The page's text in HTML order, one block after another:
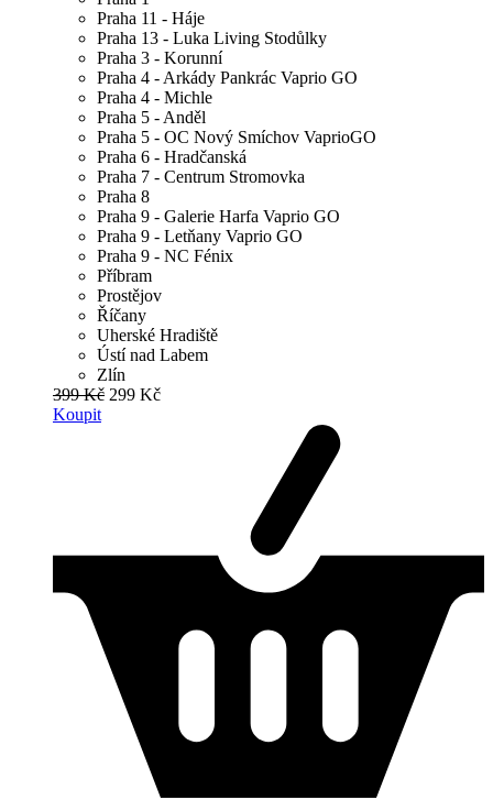
Praha 11 - Háje
Praha 13 - Luka Living Stodůlky
Praha 3 - Korunní
Praha 4 - Arkády Pankrác Vaprio GO
Praha 4 - Michle
Praha 5 - Anděl
Praha 5 - OC Nový Smíchov VaprioGO
Praha 6 - Hradčanská
Praha 7 - Centrum Stromovka
Praha 8
Praha 9 - Galerie Harfa Vaprio GO
Praha 9 - Letňany Vaprio GO
Praha 9 - NC Fénix
Příbram
Prostějov
Říčany
Uherské Hradiště
Ústí nad Labem
Zlín
399 Kč 299 Kč
Koupit